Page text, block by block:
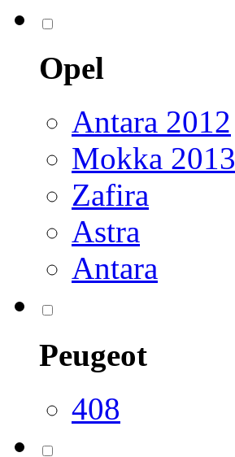
Opel
Antara 2012
Mokka 2013
Zafira
Astra
Antara
Peugeot
408